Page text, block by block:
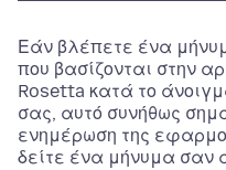
Εάν βλέπετε ένα
που βασίζονται στην
Rosetta κατά το
σας, αυτό συνήθως
ενημέρωση της
δείτε ένα μήνυμα σαν